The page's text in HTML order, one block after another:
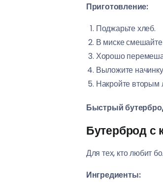
Приготовление:
Поджарьте хлеб.
В миске смешайте
Хорошо
Выложите
Накройте вторым
Быстрый
Бутерброд с
Для тех, кто любит
Ингредиенты: